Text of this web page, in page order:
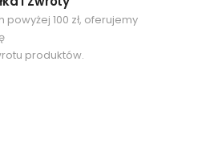
100 zł, oferujemy
produktów.